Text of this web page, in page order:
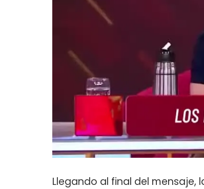
Llegando al final del mensaje,